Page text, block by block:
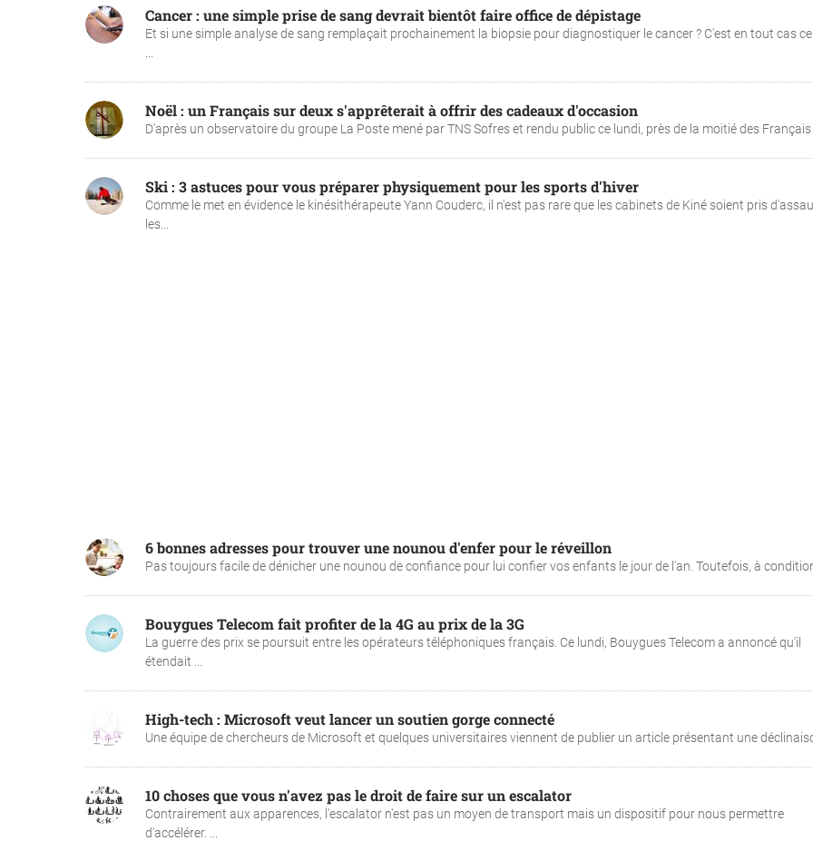
Cancer : une simple prise de sang devrait bientôt faire office de dépistage
Et si une simple analyse de sang remplaçait prochainement la biopsie pour diagnostiquer le cancer ? C'est en tout cas
Noël : un Français sur deux s'apprêterait à offrir des cadeaux d'occasion
D'après un observatoire du groupe La Poste mené par TNS Sofres et rendu public ce lundi, près de la moitié des Français
Ski : 3 astuces pour vous préparer physiquement pour les sports d'hiver
Comme le met en évidence le kinésithérapeute Yann Couderc, il n'est pas rare que les cabinets de Kiné soient pris
les...
6 bonnes adresses pour trouver une nounou d'enfer pour le réveillon
Pas toujours facile de dénicher une nounou de confiance pour lui confier vos enfants le jour de l'an. Toutefois, à condition
Bouygues Telecom fait profiter de la 4G au prix de la 3G
La guerre des prix se poursuit entre les opérateurs téléphoniques français. Ce lundi, Bouygues Telecom a annoncé qu'il
étendait ...
High-tech : Microsoft veut lancer un soutien gorge connecté
Une équipe de chercheurs de Microsoft et quelques universitaires viennent de publier un article présentant une
10 choses que vous n'avez pas le droit de faire sur un escalator
Contrairement aux apparences, l'escalator n'est pas un moyen de transport mais un dispositif pour nous permettre
d'accélérer. ...